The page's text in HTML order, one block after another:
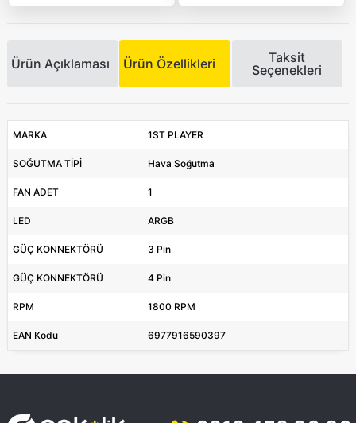
Ürün Açıklaması Ürün Özellikleri
Taksit
Seçenekleri
MARKA 1ST PLAYER
SOĞUTMA TİPİ Hava Soğutma
FAN ADET 1
LED ARGB
GÜÇ KONNEKTÖRÜ 3 Pin
GÜÇ KONNEKTÖRÜ 4 Pin
RPM 1800 RPM
EAN Kodu 6977916590397